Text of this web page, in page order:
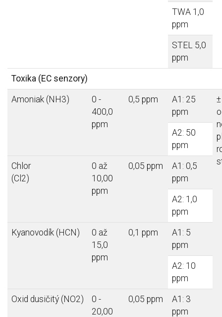
TWA 1,0
ppm
STEL 5,0
ppm
Toxika (EC senzory)
Amoniak (NH3)
0 -
400,0
ppm
0,5 ppm
A1: 25
ppm
A2: 50
ppm
Chlor
(Cl2)
0 až
10,00
ppm
0,05 ppm
A1: 0,5
ppm
A2: 1,0
ppm
Kyanovodík (HCN)
0 až
15,0
ppm
0,1 ppm
A1: 5
ppm
A2: 10
ppm
Oxid dusičitý (NO2)
0 -
20,00
0,05 ppm
A1: 3
ppm